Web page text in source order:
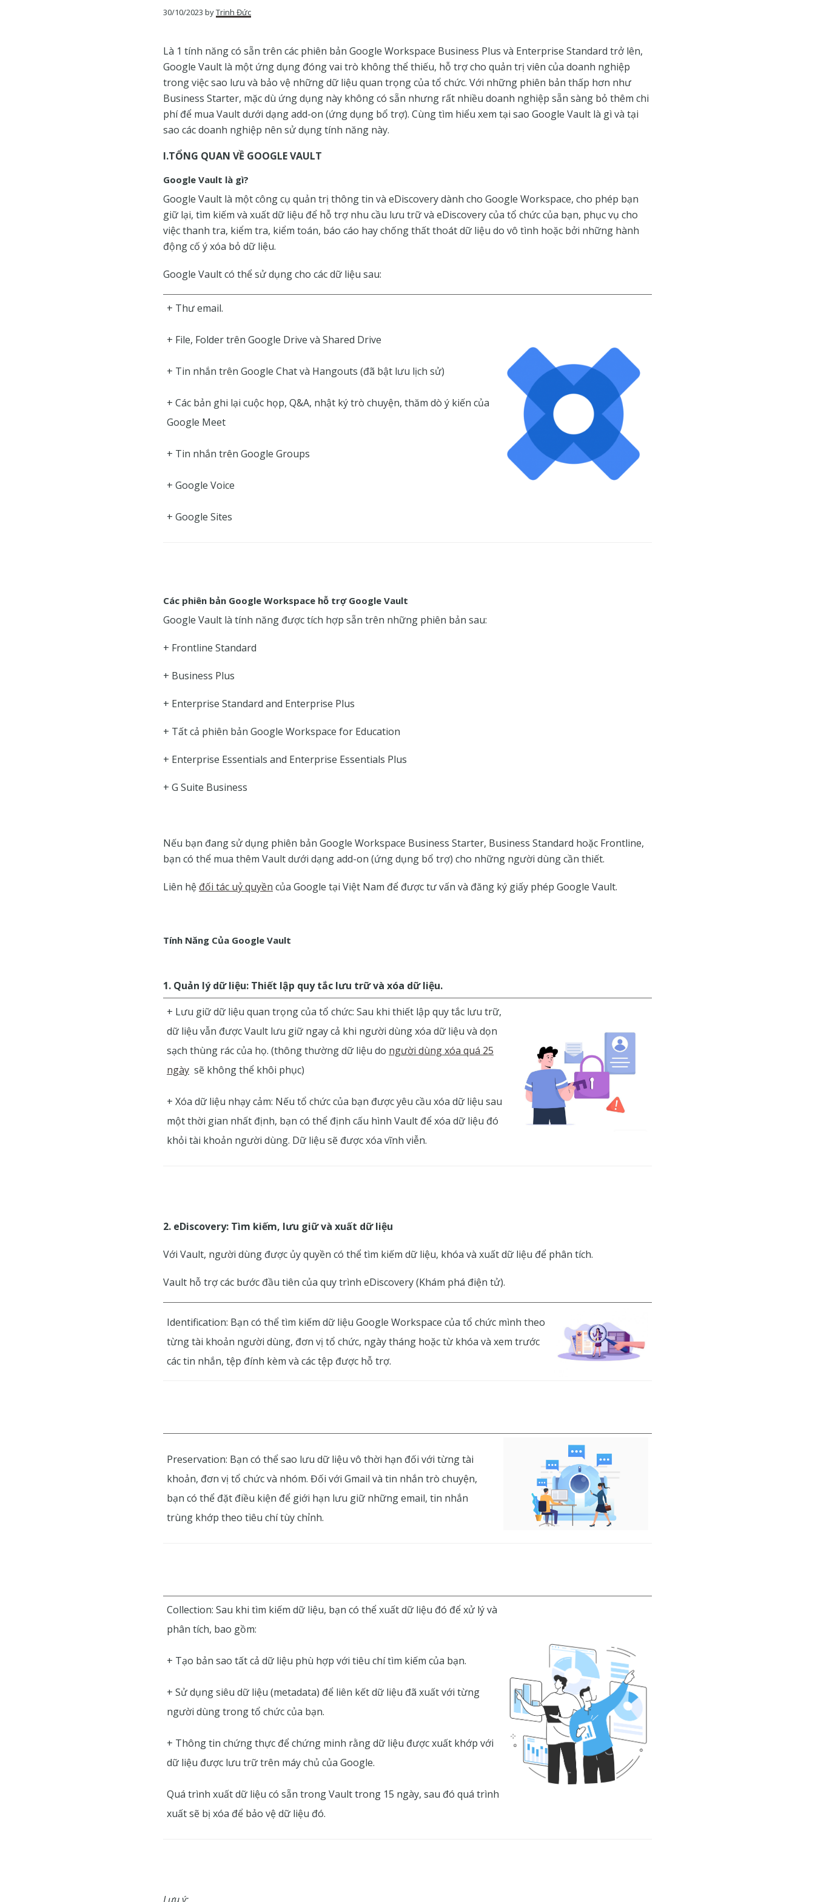
30/10/2023 byTrịnh Đức
Là 1 tính năng có sẵn trên các phiên bản Google Workspace Business Plus và Enterprise Standard trở lên,
Google Vault là một ứng dụng đóng vai trò không thể thiếu, hỗ trợ cho quản trị viên của doanh nghiệp
trong việc sao lưu và bảo vệ những dữ liệu quan trọng của tổ chức. Với những phiên bản thấp hơn như
Business Starter, mặc dù ứng dụng này không có sẵn nhưng rất nhiều doanh nghiệp sẵn sàng bỏ thêm chi
phí để mua Vault dưới dạng add-on (ứng dụng bổ trợ). Cùng tìm hiểu xem tại sao Google Vault là gì và tại
sao các doanh nghiệp nên sử dụng tính năng này.
I.TỔNG QUAN VỀ GOOGLE VAULT
Google Vault là gì?
Google Vault là một công cụ quản trị thông tin và eDiscovery dành cho Google Workspace, cho phép bạn
giữ lại, tìm kiếm và xuất dữ liệu để hỗ trợ nhu cầu lưu trữ và eDiscovery của tổ chức của bạn, phục vụ cho
việc thanh tra, kiểm tra, kiểm toán, báo cáo hay chống thất thoát dữ liệu do vô tình hoặc bởi những hành
động cố ý xóa bỏ dữ liệu.
Google Vault có thể sử dụng cho các dữ liệu sau:
+ Thư email.
+ File, Folder trên Google Drive và Shared Drive
+ Tin nhắn trên Google Chat và Hangouts (đã bật lưu lịch sử)
+ Các bản ghi lại cuộc họp, Q&A, nhật ký trò chuyện, thăm dò ý kiến của
Google Meet
+ Tin nhắn trên Google Groups
+ Google Voice
+ Google Sites
Các phiên bản Google Workspace hỗ trợ Google Vault
Google Vault là tính năng được tích hợp sẵn trên những phiên bản sau:
+ Frontline Standard
+ Business Plus
+ Enterprise Standard and Enterprise Plus
+ Tất cả phiên bản Google Workspace for Education
+ Enterprise Essentials and Enterprise Essentials Plus
+ G Suite Business
Nếu bạn đang sử dụng phiên bản Google Workspace Business Starter, Business Standard hoặc Frontline,
bạn có thể mua thêm Vault dưới dạng add-on (ứng dụng bổ trợ) cho những người dùng cần thiết.
Liên hệ đối tác uỷ quyền của Google tại Việt Nam để được tư vấn và đăng ký giấy phép Google Vault.
Tính Năng Của Google Vault
1. Quản lý dữ liệu: Thiết lập quy tắc lưu trữ và xóa dữ liệu.
+ Lưu giữ dữ liệu quan trọng của tổ chức: Sau khi thiết lập quy tắc lưu trữ,
dữ liệu vẫn được Vault lưu giữ ngay cả khi người dùng xóa dữ liệu và dọn
sạch thùng rác của họ. (thông thường dữ liệu do người dùng xóa quá 25
ngày sẽ không thể khôi phục)
+ Xóa dữ liệu nhạy cảm: Nếu tổ chức của bạn được yêu cầu xóa dữ liệu sau
một thời gian nhất định, bạn có thể định cấu hình Vault để xóa dữ liệu đó
khỏi tài khoản người dùng. Dữ liệu sẽ được xóa vĩnh viễn.
2. eDiscovery: Tìm kiếm, lưu giữ và xuất dữ liệu
Với Vault, người dùng được ủy quyền có thể tìm kiếm dữ liệu, khóa và xuất dữ liệu để phân tích.
Vault hỗ trợ các bước đầu tiên của quy trình eDiscovery (Khám phá điện tử).
Identification: Bạn có thể tìm kiếm dữ liệu Google Workspace của tổ chức mình theo
từng tài khoản người dùng, đơn vị tổ chức, ngày tháng hoặc từ khóa và xem trước
các tin nhắn, tệp đính kèm và các tệp được hỗ trợ.
Preservation: Bạn có thể sao lưu dữ liệu vô thời hạn đối với từng tài
khoản, đơn vị tổ chức và nhóm. Đối với Gmail và tin nhắn trò chuyện,
bạn có thể đặt điều kiện để giới hạn lưu giữ những email, tin nhắn
trùng khớp theo tiêu chí tùy chỉnh.
Collection: Sau khi tìm kiếm dữ liệu, bạn có thể xuất dữ liệu đó để xử lý và
phân tích, bao gồm:
+ Tạo bản sao tất cả dữ liệu phù hợp với tiêu chí tìm kiếm của bạn.
+ Sử dụng siêu dữ liệu (metadata) để liên kết dữ liệu đã xuất với từng
người dùng trong tổ chức của bạn.
+ Thông tin chứng thực để chứng minh rằng dữ liệu được xuất khớp với
dữ liệu được lưu trữ trên máy chủ của Google.
Quá trình xuất dữ liệu có sẵn trong Vault trong 15 ngày, sau đó quá trình
xuất sẽ bị xóa để bảo vệ dữ liệu đó.